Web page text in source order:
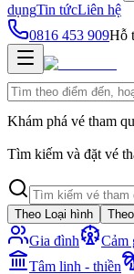
dụngTin tứcLiên hệ
0816 453 909Hỗ
Khám phá vé tham
Tìm kiếm và đặt vé
Theo Loại hình
Gia đình Cảm
Tâm linh - thiền